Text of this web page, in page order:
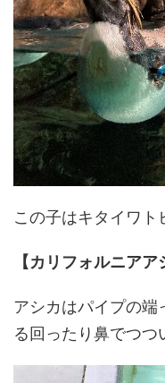
この子はキタイワト
【カリフォルニアア
アシカはパイプの端
る回ったり鼻でつつ